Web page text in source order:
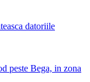
datoriile
peste Bega, in zona